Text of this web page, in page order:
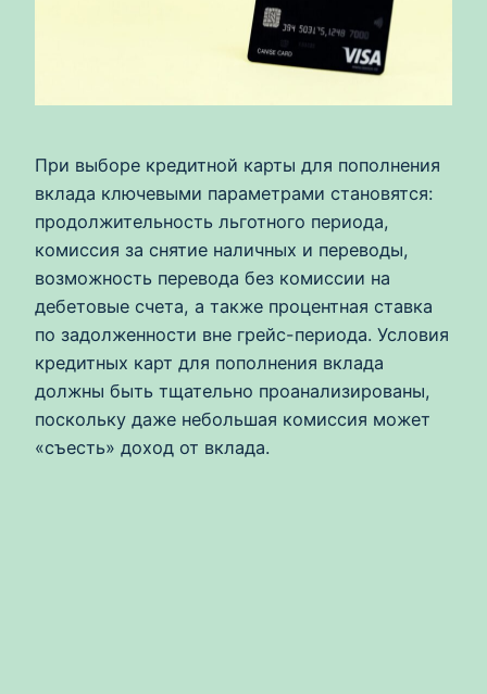
При выборе кредитной карты для пополнения
вклада ключевыми параметрами становятся:
продолжительность льготного периода,
комиссия за снятие наличных и переводы,
возможность перевода без комиссии на
дебетовые счета, а также процентная ставка
по задолженности вне грейс-периода. Условия
кредитных карт для пополнения вклада
должны быть тщательно проанализированы,
поскольку даже небольшая комиссия может
«съесть» доход от вклада.